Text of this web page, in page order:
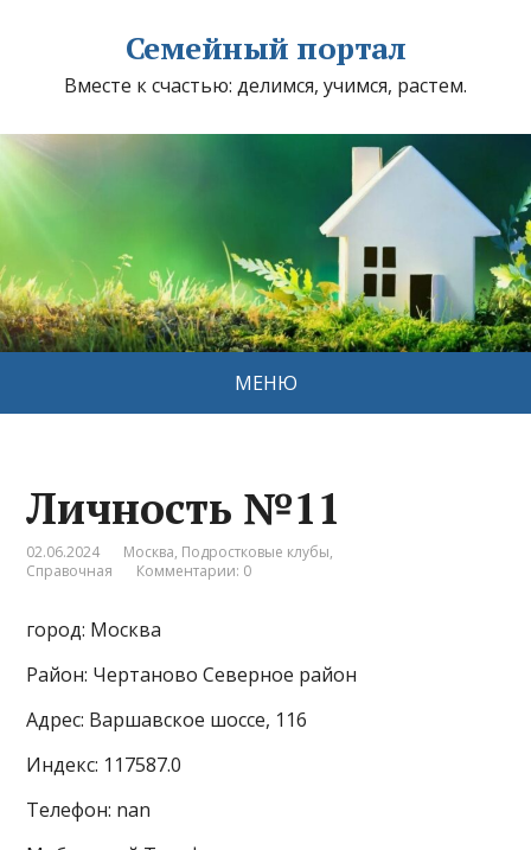
Семейный портал
Вместе к счастью: делимся, учимся, растем.
МЕНЮ
Личность №11
02.06.2024 Москва, Подростковые клубы,
Справочная
Комментарии: 0
город: Москва
Район: Чертаново Северное район
Адрес: Варшавское шоссе, 116
Индекс: 117587.0
Телефон: nan